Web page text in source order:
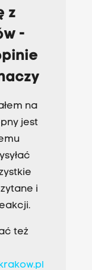
z
-
na
jest
i
też